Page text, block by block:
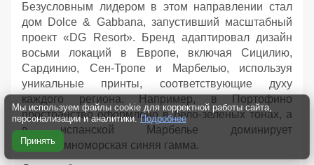
Безусловным лидером в этом направлении стал
дом Dolce & Gabbana, запустивший масштабный
проект «DG Resort». Бренд адаптировал дизайн
восьми локаций в Европе, включая Сицилию,
Сардинию, Сен-Тропе и Марбелью, используя
уникальные принты, соответствующие духу
каждого региона. Например, в Портофино
пространство оформлено в бело-зеленых тонах, а
в испанской Марбелье доминирует
средиземноморская синяя гамма.
Мы используем файлы cookie для корректной работы сайта,
персонализации и аналитики. Подробнее
Принять